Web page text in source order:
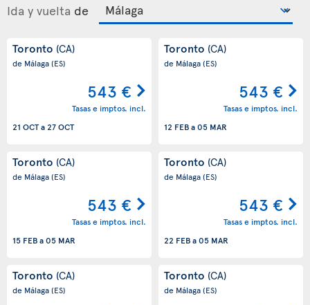
Ida y vuelta de
Toronto (CA)
de Málaga(ES)
543 €
Tasas e imptos. incl.
21 OCTa27 OCT
Toronto (CA)
de Málaga(ES)
543 €
Tasas e imptos. incl.
12 FEBa05 MAR
Toronto (CA)
de Málaga(ES)
543 €
Tasas e imptos. incl.
15 FEBa05 MAR
Toronto (CA)
de Málaga(ES)
543 €
Tasas e imptos. incl.
22 FEBa05 MAR
Toronto (CA)
de Málaga(ES)
Toronto (CA)
de Málaga(ES)